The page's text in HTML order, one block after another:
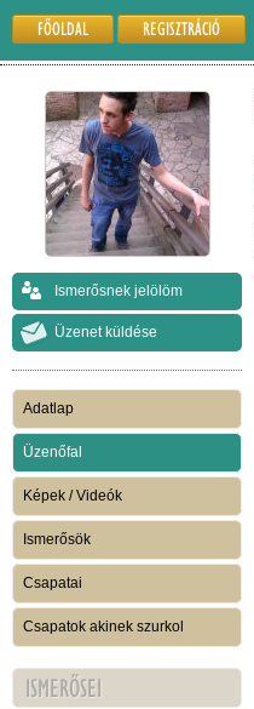
FŐOLDAL REGISZTRÁCIÓ
Gyere és regisztrálj
Ismerősnek jelölöm
Üzenet küldése
Adatlap
Üzenőfal
Képek / Videók
Ismerősök
Csapatai
Csapatok akinek szurkol
ISMERŐSEI